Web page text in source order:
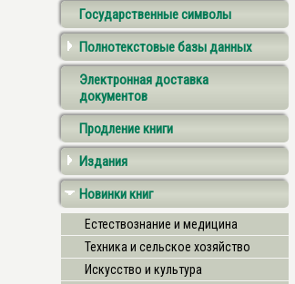
Государственные символы
Полнотекстовые базы данных
Электронная доставка
документов
Продление книги
Издания
Новинки книг
Естествознание и медицина
Техника и сельское хозяйство
Искусство и культура